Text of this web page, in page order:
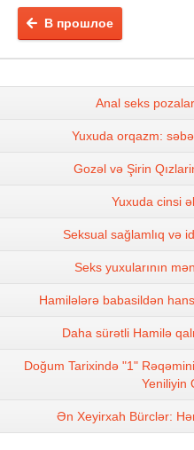
В прошлое
Anal seks
Yuxuda orqazm:
Gozəl və Şirin
Yuxuda cinsi
Seksual sağlamlıq və
Seks yuxularının
Hamilələrə babasildən
Daha sürətli Hamilə
Doğum Tarixində "1"
Yeniliyin
Ən Xeyirxah Bürclər: